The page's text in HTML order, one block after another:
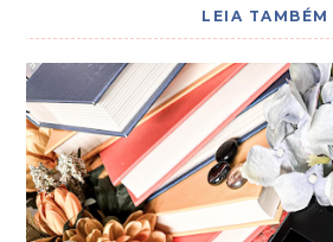
LEIA TAMBÉM